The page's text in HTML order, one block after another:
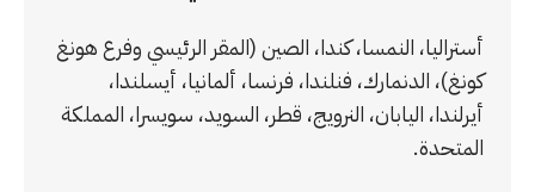
أستراليا، النمسا، كندا، الصين (المقر الرئيسي وفرع هونغ
كونغ)، الدنمارك، فنلندا، فرنسا، ألمانيا، أيسلندا،
أيرلندا، اليابان، النرويج، قطر، السويد، سويسرا، المملكة
المتحدة.